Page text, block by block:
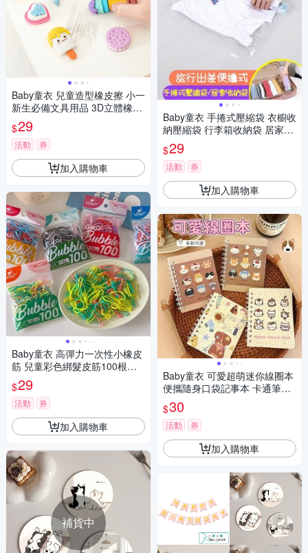
Baby童衣 兒童造型橡皮擦 小一
新生必備文具用品 3D立體橡皮
擦 生日文具小物 可愛兒童節禮
物 11840
$29
活動 券
加入購物車
Baby童衣 高彈力一次性小橡皮
筋 兒童彩色綁髮皮筋100根入 1
1765
$29
活動 券
加入購物車
補貨中
Baby童衣 手捲式壓縮袋 衣櫥收
納壓縮袋 行李箱收納袋 居家透
明收納袋 衣服大衣收納袋 手捲
袋 11875
$29
活動 券
加入購物車
Baby童衣 可愛超萌迷你線圈本
便攜隨身口袋記事本 卡通筆記
本 學生交換禮物 11468
$30
活動 券
加入購物車